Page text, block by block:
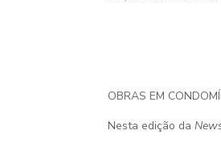
OBRAS EM
Nesta edição da